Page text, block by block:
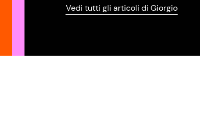
Vedi tutti gli articoli di Giorgio